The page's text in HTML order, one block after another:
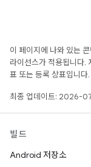
이 페이지에 나와 있는
라이선스가 적용됩니
표 또는 등록 상표입니다.
최종 업데이트: 2026-
빌드
Android 저장소